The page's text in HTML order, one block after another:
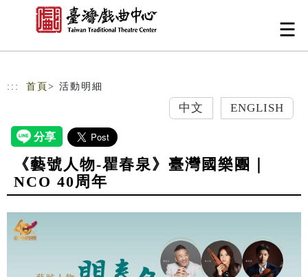
跳到主要內容
網站導覽
::: 首頁 > 活動明細
中文 ENGLISH
《藝號人物-瞿春泉》臺灣國樂團｜
NCO 40周年